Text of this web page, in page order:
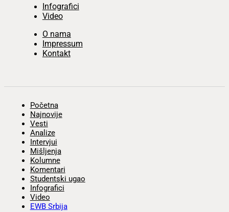
Infografici
Video
O nama
Impressum
Kontakt
Početna
Najnovije
Vesti
Analize
Intervjui
Mišljenja
Kolumne
Komentari
Studentski ugao
Infografici
Video
EWB Srbija